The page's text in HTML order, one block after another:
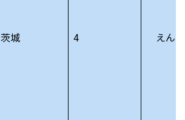
茨城 4 えん